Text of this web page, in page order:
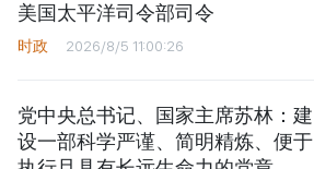
美国太平洋司令部司令
时政 2026/8/5 11:00:26
党中央总书记、国家主席苏林：建
设一部科学严谨、简明精炼、便于